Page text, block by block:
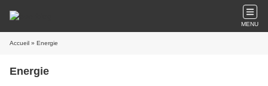
MENU
Accueil » Energie
Energie